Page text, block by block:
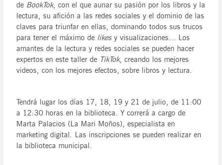
de BookTok, con el que aunar su pasión por los libros y la
lectura, su afición a las redes sociales y el dominio de las
claves para triunfar en ellas, dominando todos sus trucos
para tener el máximo de likesy visualizaciones… Los
amantes de la lectura y redes sociales se pueden hacer
expertos en este taller de TikTok, creando los mejores
videos, con los mejores efectos, sobre libros y lectura.
Tendrá lugar los días 17, 18, 19 y 21 de julio, de 11:00
a 12:30 horas en la biblioteca. Y correrá a cargo de
Marta Palacios (La Mari Moños), especialista en
marketing digital. Las inscripciones se pueden realizar en
la biblioteca municipal.